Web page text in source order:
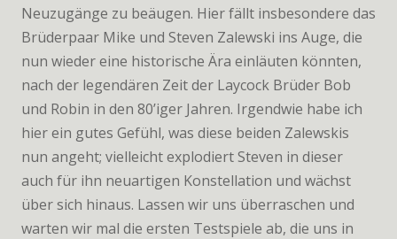
Neuzugänge zu beäugen. Hier fällt insbesondere das
Brüderpaar Mike und Steven Zalewski ins Auge, die
nun wieder eine historische Ära einläuten könnten,
nach der legendären Zeit der Laycock Brüder Bob
und Robin in den 80’iger Jahren. Irgendwie habe ich
hier ein gutes Gefühl, was diese beiden Zalewskis
nun angeht; vielleicht explodiert Steven in dieser
auch für ihn neuartigen Konstellation und wächst
über sich hinaus. Lassen wir uns überraschen und
warten wir mal die ersten Testspiele ab, die uns in